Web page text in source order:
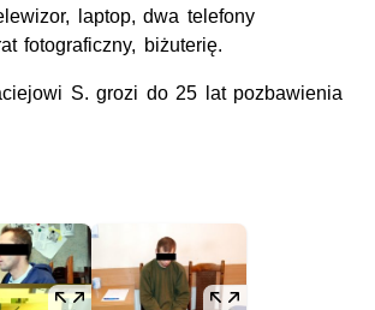
laptop, dwa telefony
fotograficzny, biżuterię.
S. grozi do 25 lat pozbawienia